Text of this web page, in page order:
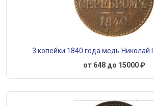
3 копейки 1840 года медь Николай
от 648 до 15000 ₽